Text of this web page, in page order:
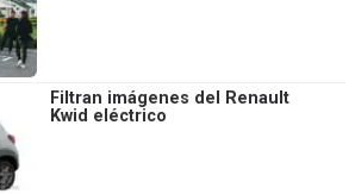
Filtran imágenes del Renault
Kwid eléctrico